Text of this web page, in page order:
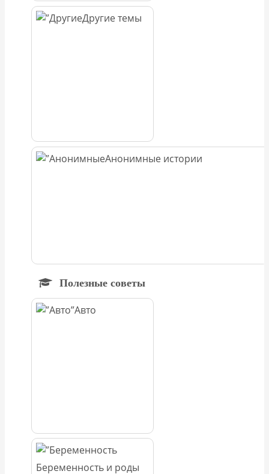
Другие темы
Анонимные истории
Полезные советы
Авто
Беременность и роды